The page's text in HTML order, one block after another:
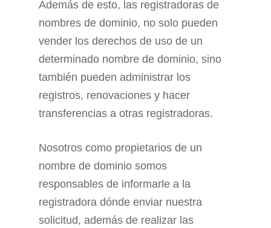
Además de esto, las registradoras de
nombres de dominio, no solo pueden
vender los derechos de uso de un
determinado nombre de dominio, sino
también pueden administrar los
registros, renovaciones y hacer
transferencias a otras registradoras.
Nosotros como propietarios de un
nombre de dominio somos
responsables de informarle a la
registradora dónde enviar nuestra
solicitud, además de realizar las